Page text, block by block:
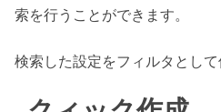
索を行うことができます。
検索した設定をフィルタとして